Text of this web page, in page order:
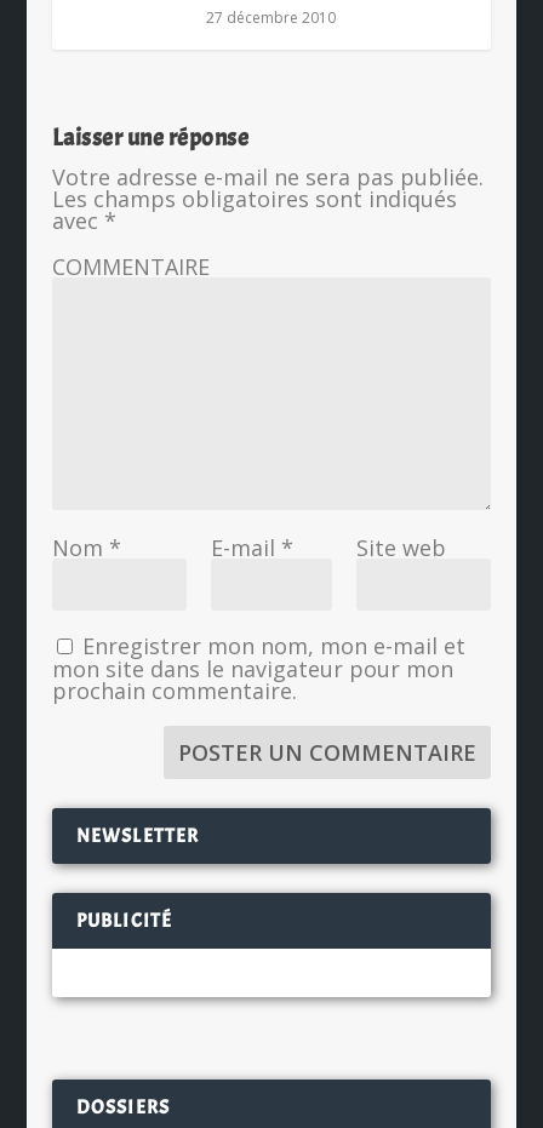
27 décembre 2010
Laisser une réponse
Votre adresse e-mail ne sera pas publiée.
Les champs obligatoires sont indiqués
avec *
COMMENTAIRE
Nom * E-mail * Site web
Enregistrer mon nom, mon e-mail et
mon site dans le navigateur pour mon
prochain commentaire.
NEWSLETTER
PUBLICITÉ
DOSSIERS